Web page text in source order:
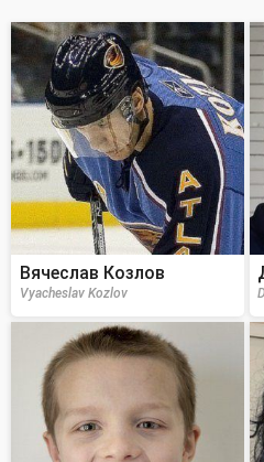
Вячеслав Козлов
Vyacheslav Kozlov